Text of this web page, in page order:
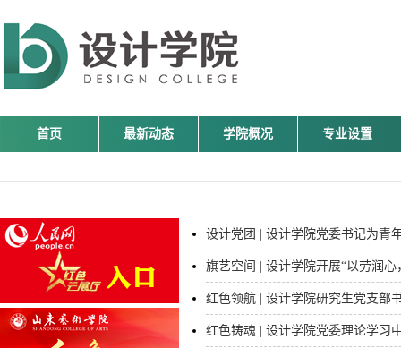
首页 最新动态 学院概况 专业设置
设计党团 | 设计学院党委书记为青
旗艺空间 | 设计学院开展“以劳润
红色领航 | 设计学院研究生党支部
红色铸魂 | 设计学院党委理论学习